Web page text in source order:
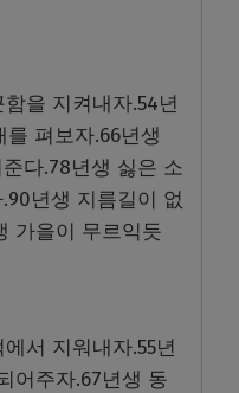
을 지켜내자.54년
펴보자.66년생
다.78년생 싫은 소
년생 지름길이 없
가을이 무르익듯
서 지워내자.55년
어주자.67년생 동